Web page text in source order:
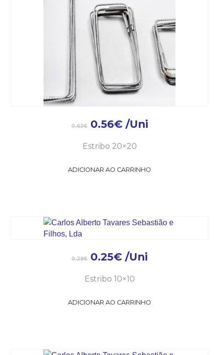
0.63€ 0.56€ /Uni
Estribo 20×20
ADICIONAR AO CARRINHO
0.28€ 0.25€ /Uni
Estribo 10×10
ADICIONAR AO CARRINHO